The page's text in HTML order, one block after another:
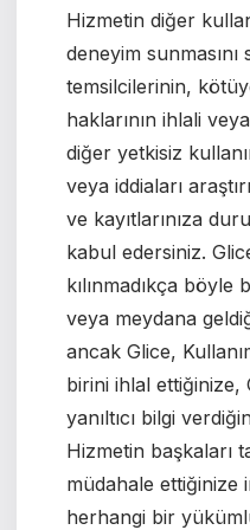
Hizmetin diğer
deneyim
temsilcilerinin,
haklarının ihlali
diğer yetkisiz
veya iddiaları
ve kayıtlarınıza
kabul edersiniz.
kılınmadıkça böyle
veya meydana
ancak Glice,
birini ihlal ettiğinize,
yanıltıcı bilgi
Hizmetin başkaları
müdahale ettiğinize
herhangi bir